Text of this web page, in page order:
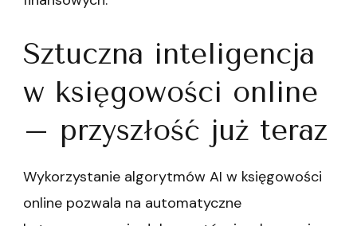
Sztuczna inteligencja
w księgowości online
– przyszłość już teraz
Wykorzystanie algorytmów AI w księgowości
online pozwala na automatyczne